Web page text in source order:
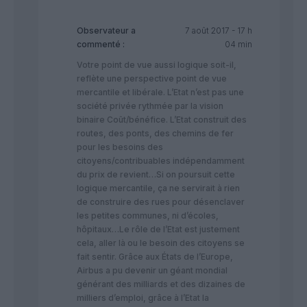
Observateur a
commenté :
7 août 2017 - 17 h
04 min
Votre point de vue aussi logique soit-il,
reflète une perspective point de vue
mercantile et libérale. L’Etat n’est pas une
société privée rythmée par la vision
binaire Coût/bénéfice. L’Etat construit des
routes, des ponts, des chemins de fer
pour les besoins des
citoyens/contribuables indépendamment
du prix de revient…Si on poursuit cette
logique mercantile, ça ne servirait à rien
de construire des rues pour désenclaver
les petites communes, ni d’écoles,
hôpitaux…Le rôle de l’Etat est justement
cela, aller là ou le besoin des citoyens se
fait sentir. Grâce aux États de l’Europe,
Airbus a pu devenir un géant mondial
générant des milliards et des dizaines de
milliers d’emploi, grâce à l’Etat la